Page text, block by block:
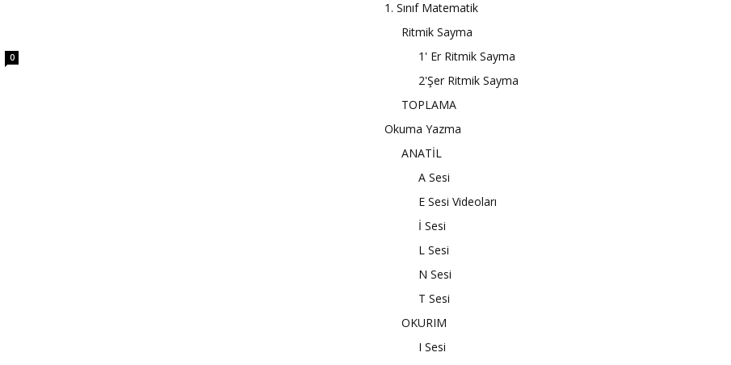
0
1. Sınıf Matematik
Ritmik Sayma
1' Er Ritmik Sayma
2'Şer Ritmik Sayma
TOPLAMA
Okuma Yazma
ANATİL
A Sesi
E Sesi Videoları
İ Sesi
L Sesi
N Sesi
T Sesi
OKURIM
I Sesi